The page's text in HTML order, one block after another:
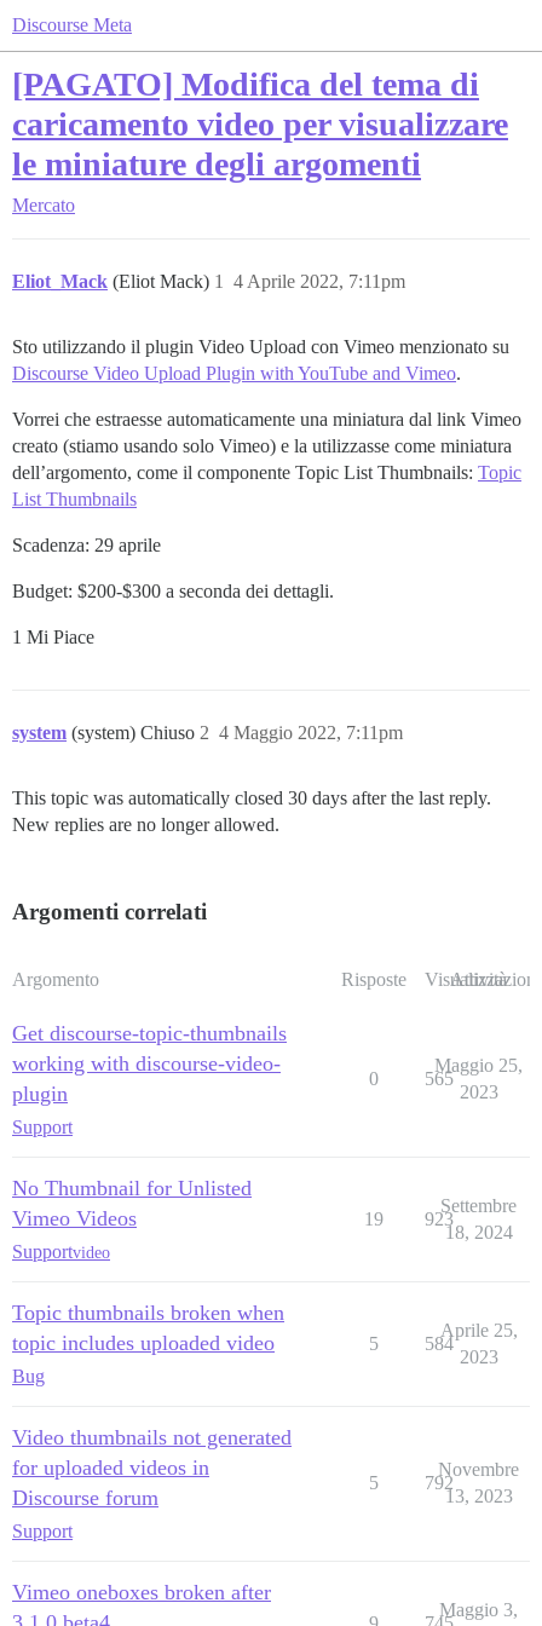
Discourse Meta
[PAGATO] Modifica del tema di
caricamento video per visualizzare
le miniature degli argomenti
Mercato
Eliot_Mack (Eliot Mack) 4 Aprile 2022, 7:11pm
1
Sto utilizzando il plugin Video Upload con Vimeo menzionato su
Discourse Video Upload Plugin with YouTube and Vimeo.
Vorrei che estraesse automaticamente una miniatura dal link Vimeo
creato (stiamo usando solo Vimeo) e la utilizzasse come miniatura
dell’argomento, come il componente Topic List Thumbnails: Topic
List Thumbnails
Scadenza: 29 aprile
Budget: $200-$300 a seconda dei dettagli.
1 Mi Piace
system (system) Chiuso 4 Maggio 2022, 7:11pm
2
This topic was automatically closed 30 days after the last reply.
New replies are no longer allowed.
Argomenti correlati
Argomento Risposte Visualizzazioni
Attività
Get discourse-topic-thumbnails
working with discourse-video-
plugin
Support
0 565
Maggio 25,
2023
No Thumbnail for Unlisted
Vimeo Videos
Supportvideo
19 923
Settembre
18, 2024
Topic thumbnails broken when
topic includes uploaded video
Bug
5 584
Aprile 25,
2023
Video thumbnails not generated
for uploaded videos in
Discourse forum
Support
5 792
Novembre
13, 2023
Vimeo oneboxes broken after
Maggio 3,